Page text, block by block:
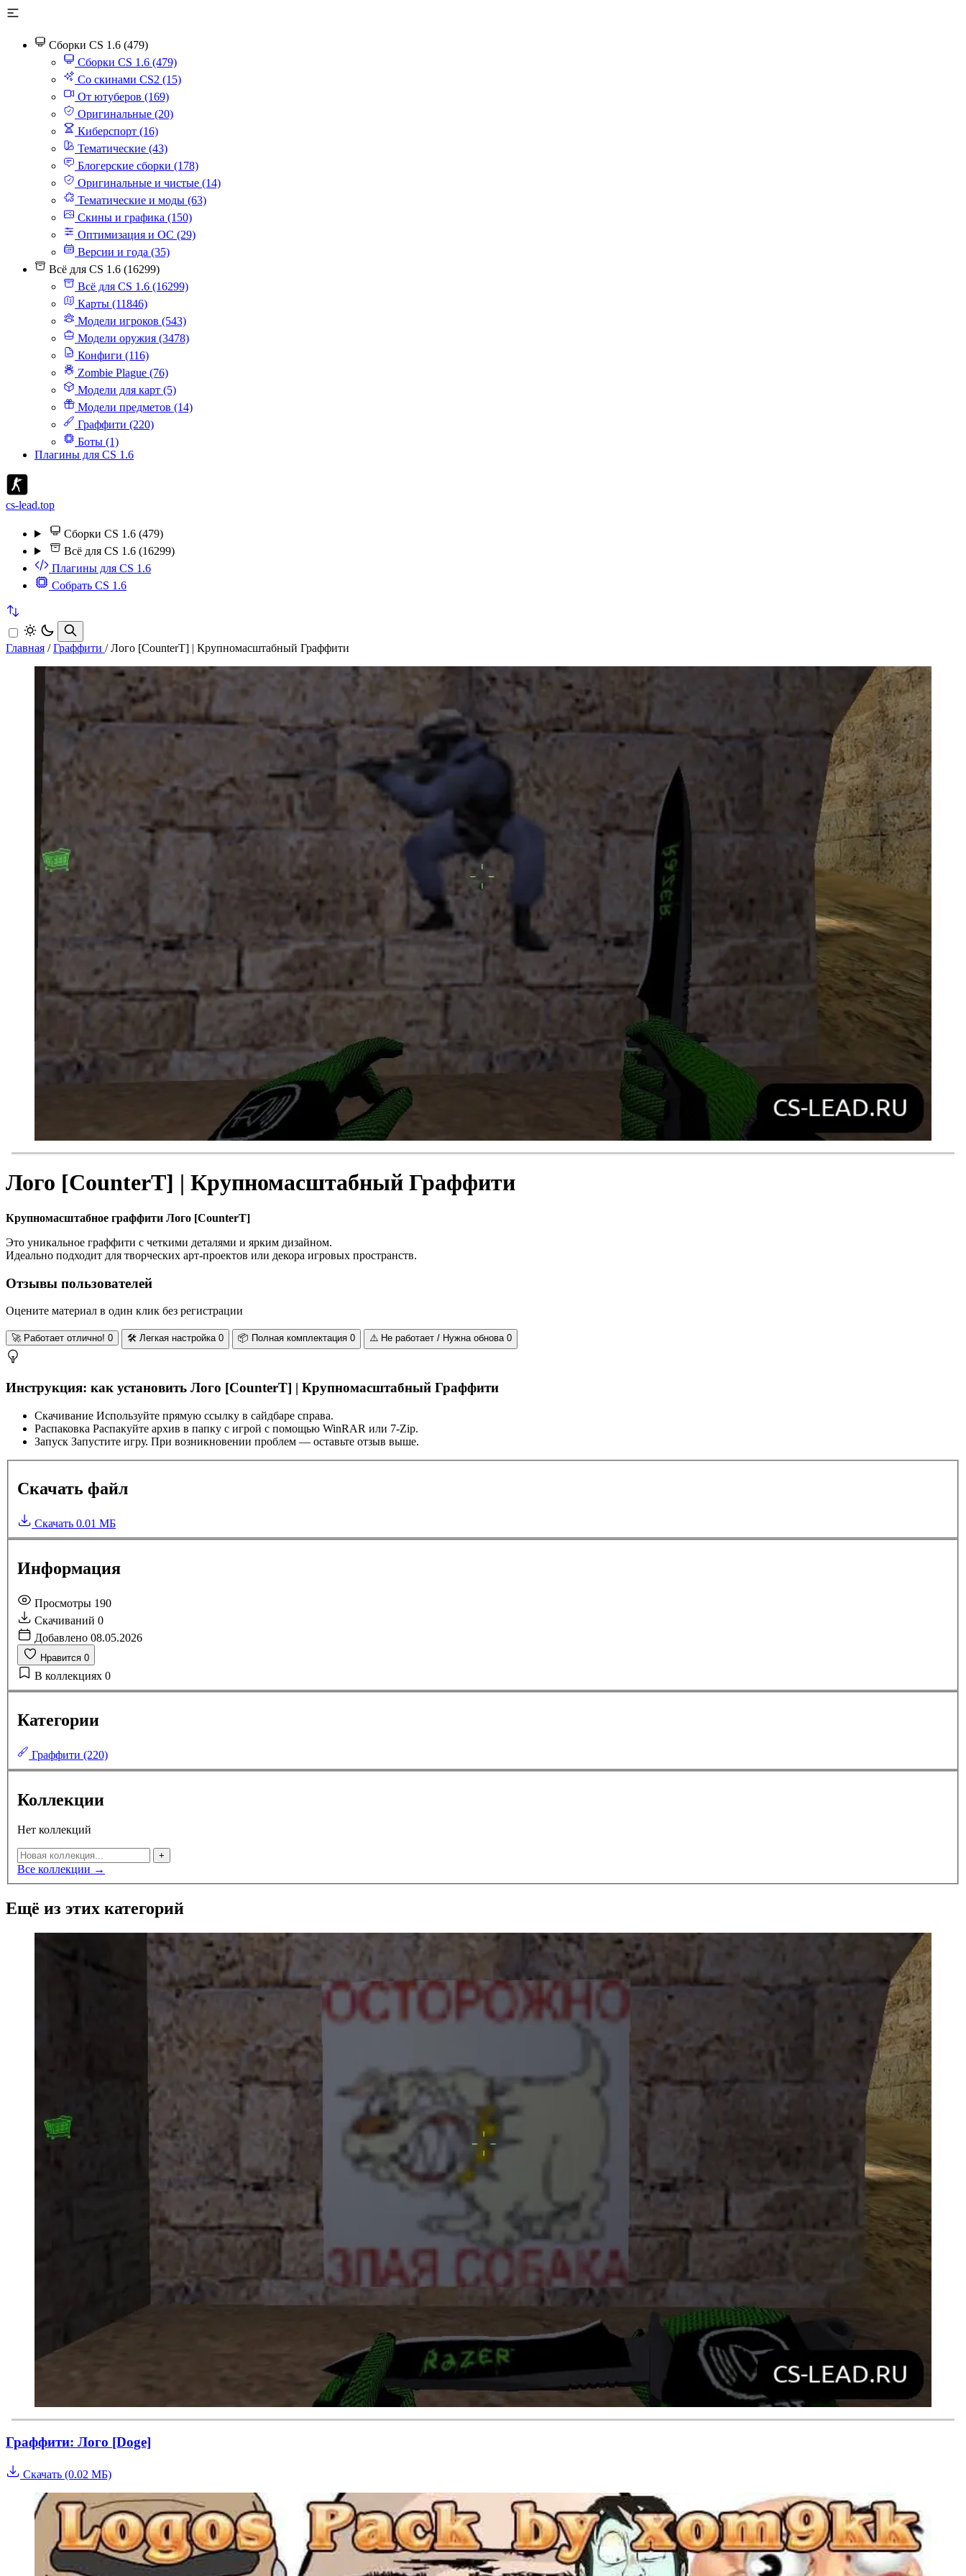
Сборки CS 1.6 (479)
Сборки CS 1.6 (479)
Со скинами CS2 (15)
От ютуберов (169)
Оригинальные (20)
Киберспорт (16)
Тематические (43)
Блогерские сборки (178)
Оригинальные и чистые (14)
Тематические и моды (63)
Скины и графика (150)
Оптимизация и ОС (29)
Версии и года (35)
Всё для CS 1.6 (16299)
Всё для CS 1.6 (16299)
Карты (11846)
Модели игроков (543)
Модели оружия (3478)
Конфиги (116)
Zombie Plague (76)
Модели для карт (5)
Модели предметов (14)
Граффити (220)
Боты (1)
Плагины для CS 1.6
cs-lead.top
Сборки CS 1.6 (479)
Всё для CS 1.6 (16299)
Плагины для CS 1.6
Собрать CS 1.6
Главная / Граффити / Лого [CounterT] | Крупномасштабный Граффити
Лого [CounterT] | Крупномасштабный Граффити
Крупномасштабное граффити Лого [CounterT]
Это уникальное граффити с четкими деталями и ярким дизайном.
Идеально подходит для творческих арт-проектов или декора игровых пространств.
Отзывы пользователей
Оцените материал в один клик без регистрации
🚀Работает отлично! 0 🛠️ Легкая настройка 0 📦 Полная комплектация 0 ⚠️ Не работает / Нужна обнова 0
Инструкция: как установить Лого [CounterT] | Крупномасштабный Граффити
Скачивание Используйте прямую ссылку в сайдбаре справа.
Распаковка Распакуйте архив в папку с игрой с помощью WinRAR или 7-Zip.
Запуск Запустите игру. При возникновении проблем — оставьте отзыв выше.
Скачать файл
Скачать 0.01 МБ
Информация
Просмотры 190
Скачиваний 0
Добавлено 08.05.2026
Нравится 0
В коллекциях 0
Категории
Граффити (220)
Коллекции
Нет коллекций
+
Все коллекции →
Ещё из этих категорий
Граффити: Лого [Doge]
Скачать (0.02 МБ)